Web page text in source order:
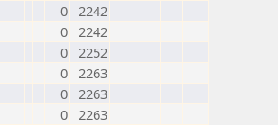
0 2242
0 2242
0 2252
0 2263
0 2263
0 2263